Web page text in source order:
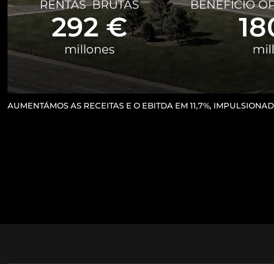
AUMENTÁMOS AS RECEITAS E O EBITDA EM 11,7%,